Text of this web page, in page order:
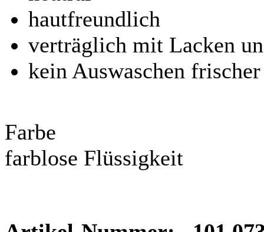
hautfreundlich
verträglich mit Lacken
kein Auswaschen
Farbe
farblose Flüssigkeit